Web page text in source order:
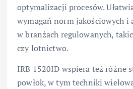
optymalizacji procesów.
wymagań norm jakościowych i
w branżach regulowanych,
czy lotnictwo.
IRB 1520ID wspiera też różne
powłok, w tym techniki